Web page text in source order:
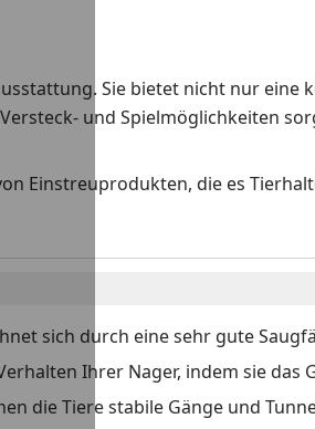
Sie bietet nicht nur
und Spielmöglichkeiten
Einstreuprodukten, die es
sich durch eine sehr gute
Ihrer Nager, indem sie das
die Tiere stabile Gänge und